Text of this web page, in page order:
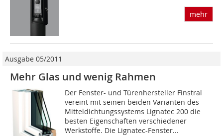
mehr
Ausgabe 05/2011
Mehr Glas und wenig Rahmen
Der Fenster- und Türenhersteller Finstral
vereint mit sei­nen beiden Varianten des
Mitteldichtungssystems Lignatec 200 die
besten Ei­gen­schaften verschiedener
Werkstoffe. Die Lignatec-Fenster...